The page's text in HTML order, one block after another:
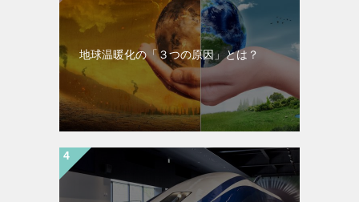
地球温暖化の「３つの原因」とは？